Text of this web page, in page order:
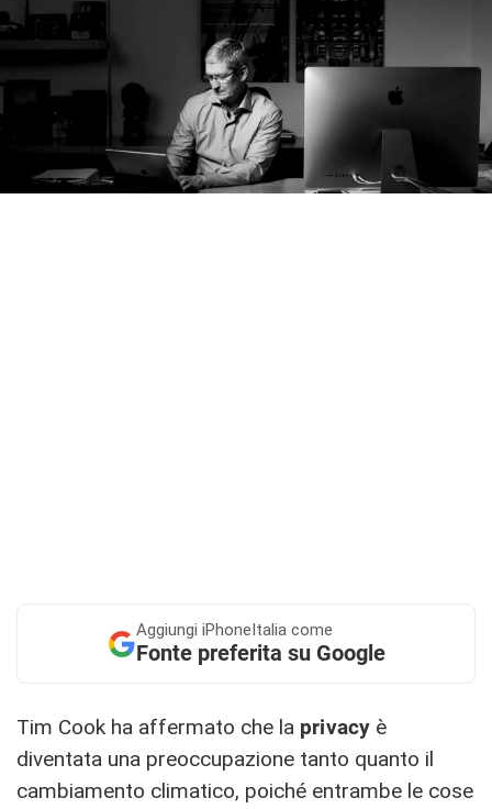
Aggiungi iPhoneItalia come
Fonte preferita su Google
Tim Cook ha affermato che la privacy è
diventata una preoccupazione tanto quanto il
cambiamento climatico, poiché entrambe le cose